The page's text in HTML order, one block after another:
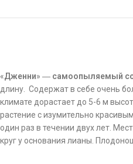
«Дженни» ― самоопыляемый
длину. Содержат в себе очень
климате дорастает до 5-6 м
растение с изумительно
один раз в течении двух лет.
круг у основания лианы.